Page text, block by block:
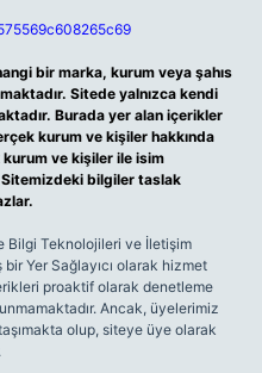
bir marka, kurum veya şahıs
Sitede yalnızca kendi
Burada yer alan içerikler
kurum ve kişiler hakkında
kurum ve kişiler ile isim
bilgiler taslak
Bilgi Teknolojileri ve İletişim
Yer Sağlayıcı olarak hizmet
proaktif olarak denetleme
Ancak, üyelerimiz
olup, siteye üye olarak